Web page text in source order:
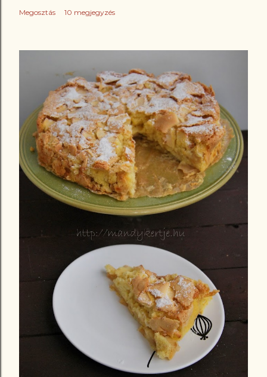
Megosztás 10 megjegyzés